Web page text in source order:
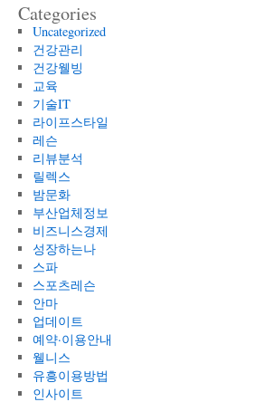
Categories
Uncategorized
건강관리
건강웰빙
교육
기술IT
라이프스타일
레슨
리뷰분석
릴렉스
밤문화
부산업체정보
비즈니스경제
성장하는나
스파
스포츠레슨
안마
업데이트
예약·이용안내
웰니스
유흥이용방법
인사이트